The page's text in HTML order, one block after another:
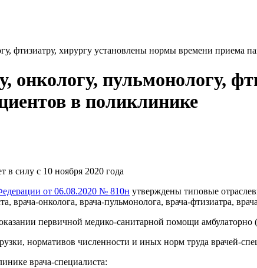
фтизиатру, хирургу установлены нормы времени приема
онкологу, пульмонологу,
в поликлинике
силу с 10 ноября 2020 года
от 06.08.2020 № 810н утверждены типовые
врача-онколога, врача-пульмонолога, врача-фтизиатра,
первичной медико-санитарной помощи амбулаторно
нормативов численности и иных норм труда врачей-
врача-специалиста: